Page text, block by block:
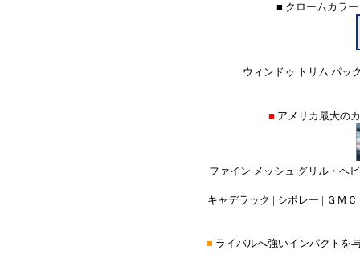
■ クロームカラ
ウィンドゥ トリム パッ
■ アメリカ最大の
ファイン メッシュ グリル・ヘ
キャデラック | シボレー | ＧＭ
■ ライバルへ強いインパクト